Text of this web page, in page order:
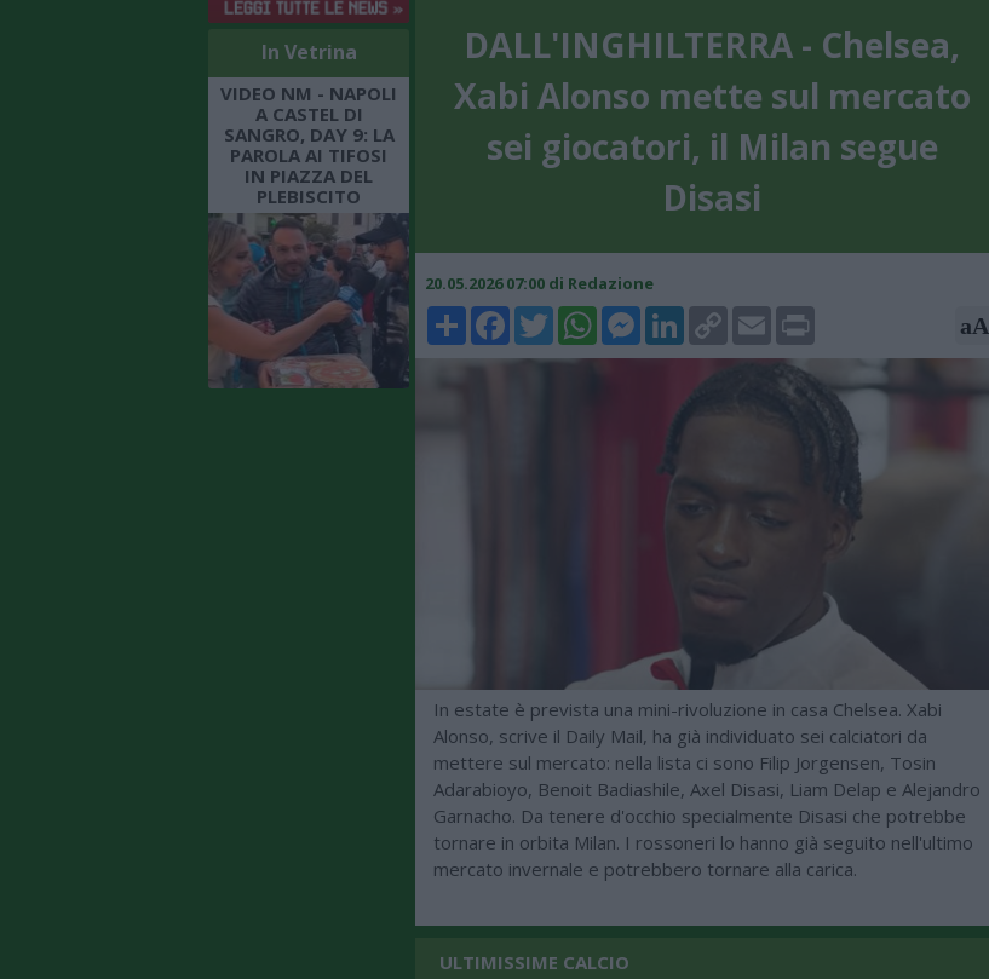
In Vetrina
VIDEO NM - NAPOLI
A CASTEL DI
SANGRO, DAY 9: LA
PAROLA AI TIFOSI
IN PIAZZA DEL
PLEBISCITO
DALL'INGHILTERRA - Chelsea,
Xabi Alonso mette sul mercato
sei giocatori, il Milan segue
Disasi
20.05.2026 07:00 di Redazione
ShareFacebookTwitterWhatsAppMessenger
LinkedIn
Copy
Link
Email Print aA
In estate è prevista una mini-rivoluzione in casa Chelsea. Xabi
Alonso, scrive il Daily Mail, ha già individuato sei calciatori da
mettere sul mercato: nella lista ci sono Filip Jorgensen, Tosin
Adarabioyo, Benoit Badiashile, Axel Disasi, Liam Delap e Alejandro
Garnacho. Da tenere d'occhio specialmente Disasi che potrebbe
tornare in orbita Milan. I rossoneri lo hanno già seguito nell'ultimo
mercato invernale e potrebbero tornare alla carica.
ULTIMISSIME CALCIO